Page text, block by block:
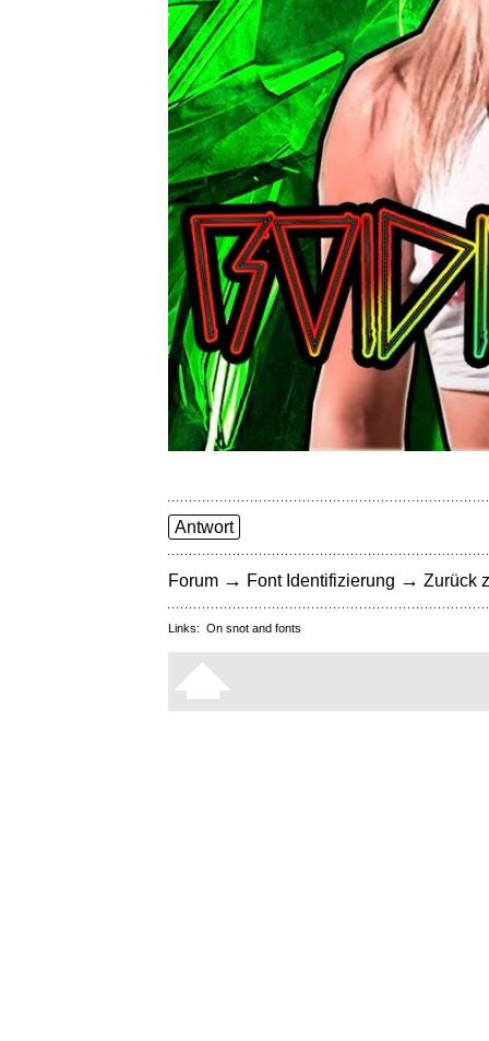
Antwort
Forum → Font Identifizierung → Zurück
Links: On snot and fonts